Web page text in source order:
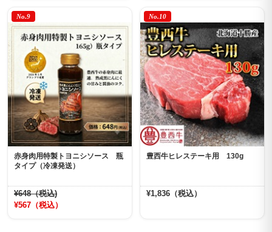
No.9
赤身肉用特製トヨニシソース 瓶
タイプ（冷凍発送）
¥648（税込)
¥567（税込）
No.10
豊西牛ヒレステーキ用 130g
¥1,836（税込）